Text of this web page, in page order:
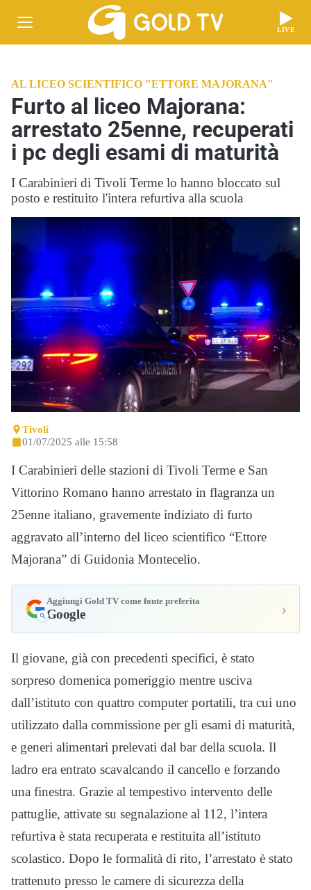
LIVE
AL LICEO SCIENTIFICO "ETTORE MAJORANA"
Furto al liceo Majorana:
arrestato 25enne, recuperati
i pc degli esami di maturità
I Carabinieri di Tivoli Terme lo hanno bloccato sul
posto e restituito l'intera refurtiva alla scuola
Tivoli
01/07/2025 alle 15:58
I Carabinieri delle stazioni di Tivoli Terme e San
Vittorino Romano hanno arrestato in flagranza un
25enne italiano, gravemente indiziato di furto
aggravato all’interno del liceo scientifico “Ettore
Majorana” di Guidonia Montecelio.
Aggiungi Gold TV come fonte preferita
Google ›
Il giovane, già con precedenti specifici, è stato
sorpreso domenica pomeriggio mentre usciva
dall’istituto con quattro computer portatili, tra cui uno
utilizzato dalla commissione per gli esami di maturità,
e generi alimentari prelevati dal bar della scuola. Il
ladro era entrato scavalcando il cancello e forzando
una finestra. Grazie al tempestivo intervento delle
pattuglie, attivate su segnalazione al 112, l’intera
refurtiva è stata recuperata e restituita all’istituto
scolastico. Dopo le formalità di rito, l’arrestato è stato
trattenuto presso le camere di sicurezza della